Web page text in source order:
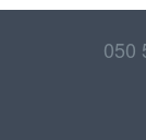
050